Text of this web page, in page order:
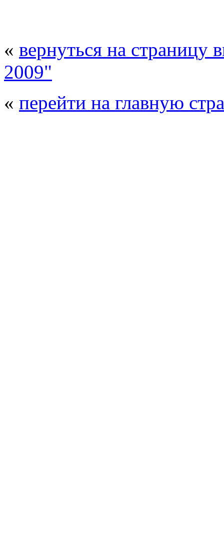
« вернуться на страницу
2009"
« перейти на главную